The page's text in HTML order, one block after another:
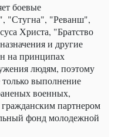
боевые
"Стугна", "Реванш",
Христа, "Братство
и другие
на принципах
людям, поэтому
только выполнение
военных,
партнером
фонд молодежной